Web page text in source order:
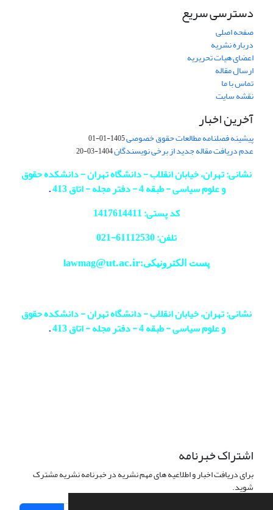
دسترسی سریع
صفحه اصلی
درباره نشریه
اعضای هیات تحریریه
ارسال مقاله
تماس با ما
نقشه سایت
آخرین اخبار
پیشینه فصلنامه مطالعات حقوق خصوصی1405-01-01
عدم دریافت مقاله جدید از برخی نویسندگان1404-03-20
نشانی: تهران، خیابان انقلاب - دانشگاه تهران - دانشکده حقوق
و علوم سیاسی - طبقه 4 - دفتر مجله - اتاق 413
.
کد پستی: 1417614411
تلفن: 61112530-
021
پست الکترونیکی:lawmag@ut.ac.ir
نشانی: تهران، خیابان انقلاب - دانشگاه تهران - دانشکده حقوق
و علوم سیاسی - طبقه 4 - دفتر مجله - اتاق 413
.
اشتراک خبرنامه
برای دریافت اخبار و اطلاعیه های مهم نشریه در خبرنامه نشریه مشترک
شوید.